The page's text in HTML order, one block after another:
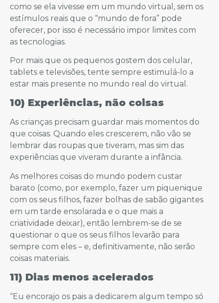
como se ela vivesse em um mundo virtual, sem os
estímulos reais que o “mundo de fora” pode
oferecer, por isso é necessário impor limites com
as tecnologias.
Por mais que os pequenos gostem dos celular,
tablets e televisões, tente sempre estimulá-lo a
estar mais presente no mundo real do virtual.
10) Experiências, não coisas
As crianças precisam guardar mais momentos do
que coisas. Quando eles crescerem, não vão se
lembrar das roupas que tiveram, mas sim das
experiências que viveram durante a infância.
As melhores coisas do mundo podem custar
barato (como, por exemplo, fazer um piquenique
com os seus filhos, fazer bolhas de sabão gigantes
em um tarde ensolarada e o que mais a
criatividade deixar), então lembrem-se de se
questionar o que os seus filhos levarão para
sempre com eles – e, definitivamente, não serão
coisas materiais.
11) Dias menos acelerados
“Eu encorajo os pais a dedicarem algum tempo só